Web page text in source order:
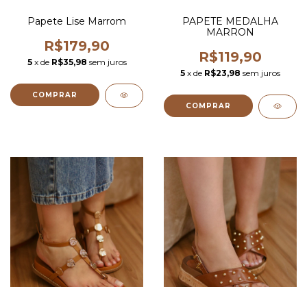
Papete Lise Marrom
R$179,90
5 x de R$35,98 sem juros
COMPRAR
PAPETE MEDALHA
MARRON
R$119,90
5 x de R$23,98 sem juros
COMPRAR